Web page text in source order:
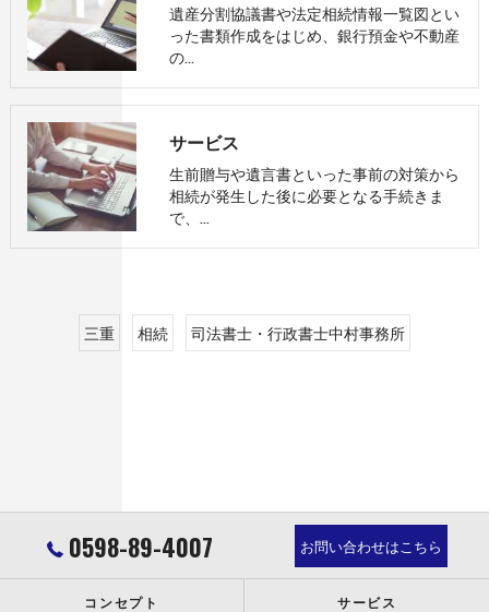
遺産分割協議書や法定相続情報一覧図とい
った書類作成をはじめ、銀行預金や不動産
の…
サービス
生前贈与や遺言書といった事前の対策から
相続が発生した後に必要となる手続きま
で、…
三重 相続 司法書士・行政書士中村事務所
0598-89-4007 お問い合わせはこちら
コンセプト サービス